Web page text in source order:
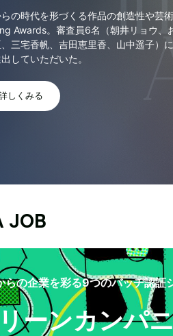
らの時代を形づくる作品の創造性や芸
Awards。審査員6名（朝井リョウ、
三宅香帆、吉田恵里香、山中遥子）
していただいた。
しくみる
JOB
らの企業を彩る9つのバッヂ認証
ーンカンパ